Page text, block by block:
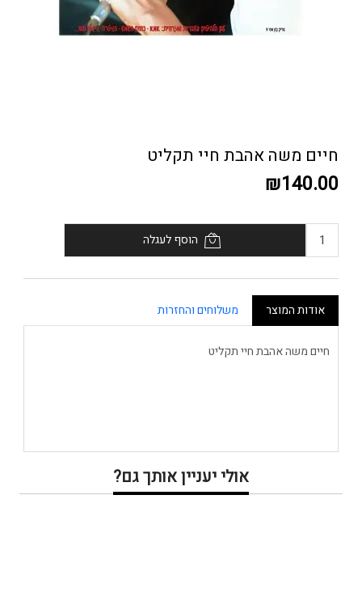
חיים משה אהבת חיי תקליט
₪140.00
הוסף לעגלה
אודות המוצר משלוחים והחזרות
חיים משה אהבת חיי תקליט
אולי יעניין אותך גם?